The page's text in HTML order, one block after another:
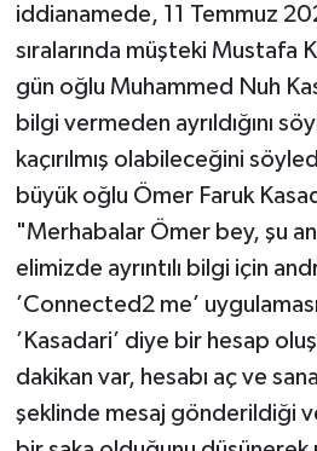
iddianamede, 11 Temmuz
sıralarında müşteki Mustafa
gün oğlu Muhammed Nuh
bilgi vermeden ayrıldığını
kaçırılmış olabileceğini
büyük oğlu Ömer Faruk
"Merhabalar Ömer bey, şu
elimizde ayrıntılı bilgi için
’Connected2 me’
’Kasadari’ diye bir hesap
dakikan var, hesabı aç ve
şeklinde mesaj gönderildiği